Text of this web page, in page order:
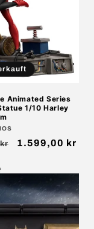
Animated Series
1/10 Harley
Verkaufspreis
1.599,00 kr